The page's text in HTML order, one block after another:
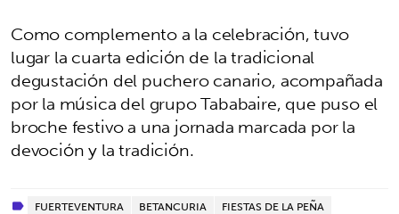
Como complemento a la celebración, tuvo
lugar la cuarta edición de la tradicional
degustación del puchero canario, acompañada
por la música del grupo Tababaire, que puso el
broche festivo a una jornada marcada por la
devoción y la tradición.
FUERTEVENTURA BETANCURIA
FIESTAS DE LA PEÑA